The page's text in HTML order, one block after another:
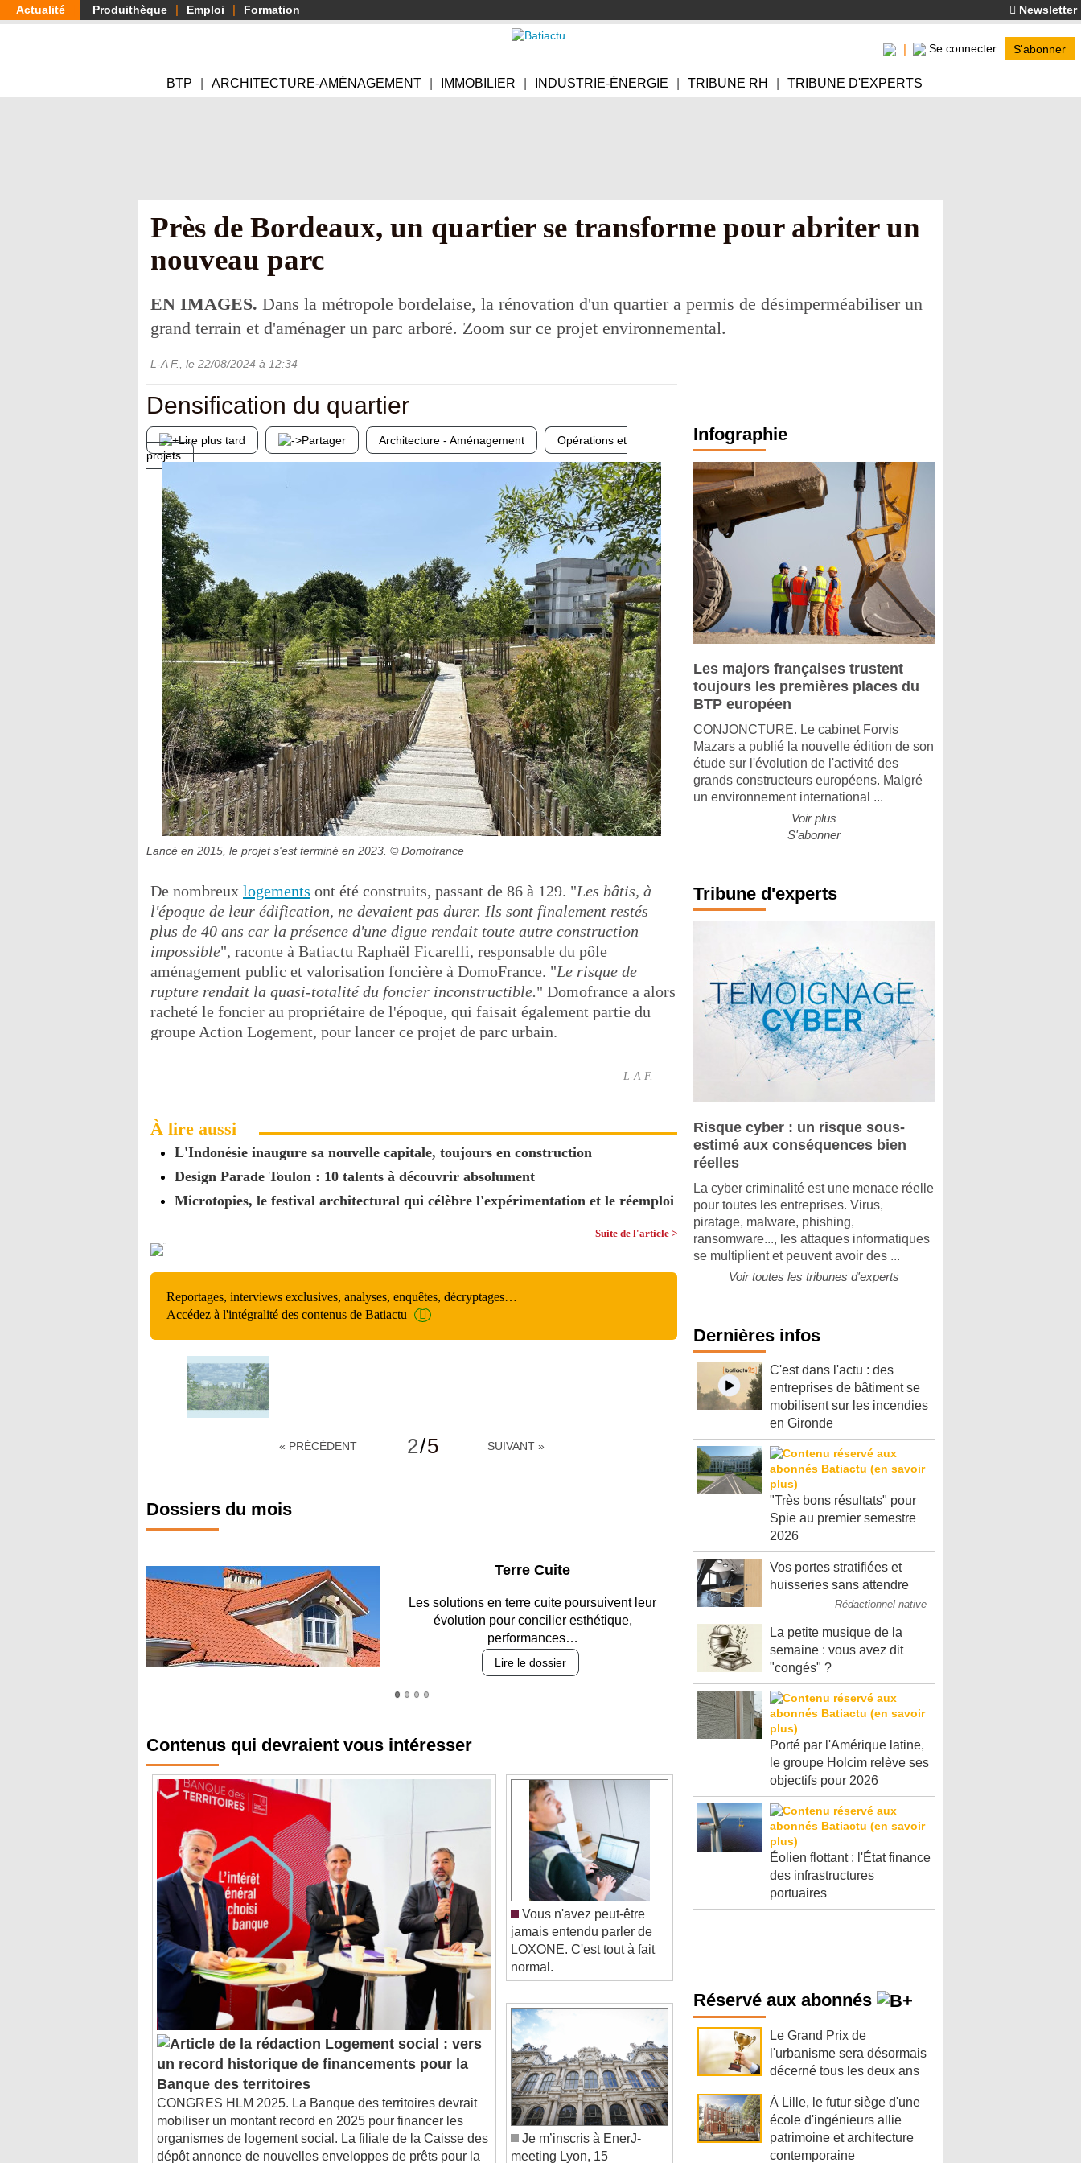
Aller
au
Actualité Produithèque Emploi Formation Newsletter
Se connecter S'abonner
BTP ARCHITECTURE-AMÉNAGEMENT IMMOBILIER INDUSTRIE-ÉNERGIE TRIBUNE RH TRIBUNE D'EXPERTS
Près de Bordeaux, un quartier se transforme pour abriter un
nouveau parc
EN IMAGES. Dans la métropole bordelaise, la rénovation d'un quartier a permis de désimperméabiliser un
grand terrain et d'aménager un parc arboré. Zoom sur ce projet environnemental.
L-A F. , le 22/08/2024 à 12:34
Densification du quartier
Lire plus tard Partager Architecture - Aménagement
Opérations et
projets
Lancé en 2015, le projet s'est terminé en 2023. © Domofrance
De nombreux logements ont été construits, passant de 86 à 129. "Les bâtis, à
l'époque de leur édification, ne devaient pas durer. Ils sont finalement restés
plus de 40 ans car la présence d'une digue rendait toute autre construction
impossible", raconte à Batiactu Raphaël Ficarelli, responsable du pôle
aménagement public et valorisation foncière à DomoFrance. "Le risque de
rupture rendait la quasi-totalité du foncier inconstructible." Domofrance a alors
racheté le foncier au propriétaire de l'époque, qui faisait également partie du
groupe Action Logement, pour lancer ce projet de parc urbain.
L-A F.
À lire aussi
L'Indonésie inaugure sa nouvelle capitale, toujours en construction
Design Parade Toulon : 10 talents à découvrir absolument
Microtopies, le festival architectural qui célèbre l'expérimentation et le réemploi
Suite de l'article >
Reportages, interviews exclusives, analyses, enquêtes, décryptages…
Accédez à l'intégralité des contenus de Batiactu
« PRÉCÉDENT 2/5 SUIVANT »
Dossiers du mois
Parking et garages
Entre circulation, sécurisation des accès, durabilité
des revêtements et intégration…
Lire le dossier
Logement social : vers
un record historique de financements pour la
Banque des territoires
CONGRES HLM 2025. La Banque des territoires devrait
mobiliser un montant record en 2025 pour financer les
organismes de logement social. La filiale de la Caisse des
dépôt annonce de nouvelles enveloppes de prêts pour la
construction, la ...
Vous n'avez peut-être
jamais entendu parler de
LOXONE. C'est tout à fait
normal.
Je m’inscris à EnerJ-
meeting Lyon, 15
septembre 2026
Infographie
Les majors françaises trustent
toujours les premières places du
BTP européen
CONJONCTURE. Le cabinet Forvis
Mazars a publié la nouvelle édition de son
étude sur l'évolution de l'activité des
grands constructeurs européens. Malgré
un environnement international ...
Voir plus
S'abonner
Tribune d'experts
Risque cyber : un risque sous-
estimé aux conséquences bien
réelles
La cyber criminalité est une menace réelle
pour toutes les entreprises. Virus,
piratage, malware, phishing,
ransomware..., les attaques informatiques
se multiplient et peuvent avoir des ...
Voir toutes les tribunes d'experts
Dernières infos
C'est dans l'actu : des
entreprises de bâtiment se
mobilisent sur les incendies
en Gironde
"Très bons résultats" pour
Spie au premier semestre
2026
Vos portes stratifiées et
huisseries sans attendre
Rédactionnel native
La petite musique de la
semaine : vous avez dit
"congés" ?
Porté par l'Amérique latine,
le groupe Holcim relève ses
objectifs pour 2026
Éolien flottant : l'État finance
des infrastructures
portuaires
Réservé aux abonnés
Le Grand Prix de
l'urbanisme sera désormais
décerné tous les deux ans
À Lille, le futur siège d'une
école d'ingénieurs allie
patrimoine et architecture
contemporaine